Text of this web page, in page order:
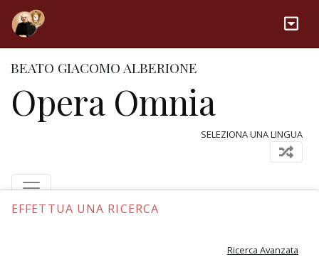
BEATO GIACOMO ALBERIONE
Opera Omnia
SELEZIONA UNA LINGUA
EFFETTUA UNA RICERCA
Ricerca Avanzata